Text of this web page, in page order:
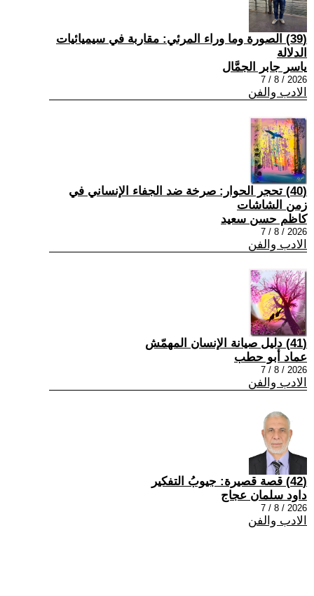
(39) الصورة وما وراء المرئي: مقاربة في سيميائيات
الدلالة
ياسر جابر الجمَّال
2026 / 8 / 7
الادب والفن
(40) تحجر الحوار: صرخة ضد الجفاء الإنساني في
زمن الشاشات
كاظم حسن سعيد
2026 / 8 / 7
الادب والفن
(41) دليل صيانة الإنسان المهمّش
عماد أبو حطب
2026 / 8 / 7
الادب والفن
(42) قصة قصيرة: جيوبُ التفكير
داود سلمان عجاج
2026 / 8 / 7
الادب والفن